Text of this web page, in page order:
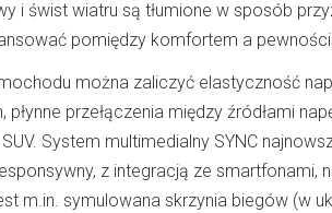
i świst wiatru są tłumione w sposób
pomiędzy komfortem a
można zaliczyć elastyczność
przełączenia między źródłami
System multimedialny SYNC
z integracją ze smartfonami,
m.in. symulowana skrzynia biegów (w